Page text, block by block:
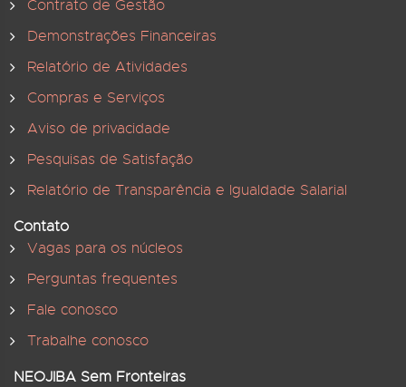
Contrato de Gestão
Demonstrações Financeiras
Relatório de Atividades
Compras e Serviços
Aviso de privacidade
Pesquisas de Satisfação
Relatório de Transparência e Igualdade Salarial
Contato
Vagas para os núcleos
Perguntas frequentes
Fale conosco
Trabalhe conosco
NEOJIBA Sem Fronteiras